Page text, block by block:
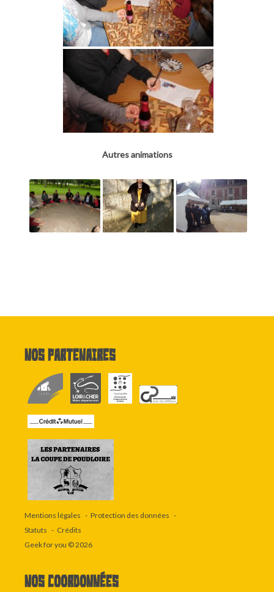
Autres animations
Nos partenaires
Mentions légales
Protection des données
Statuts
Crédits
Geek for you © 2026
Nos coordonnées